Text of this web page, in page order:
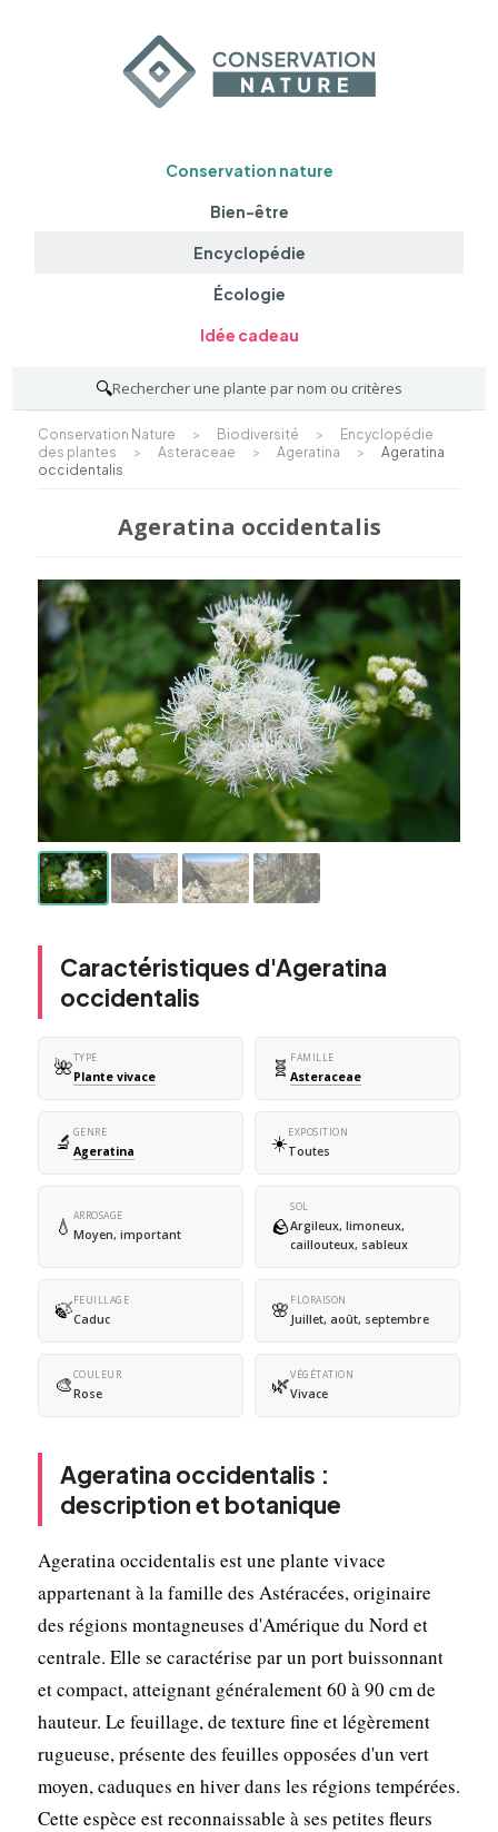
Conservation nature
Bien-être
Encyclopédie
Écologie
Idée cadeau
🔍Rechercher une plante par nom ou critères
Conservation Nature > Biodiversité >
Encyclopédie
des plantes
> Asteraceae > Ageratina >
Ageratina
occidentalis
Ageratina occidentalis
Caractéristiques d'Ageratina
occidentalis
🌺TYPE
Plante vivace 🧬 FAMILLE
Asteraceae
🔬 GENRE
Ageratina ☀️EXPOSITION
Toutes
💧 ARROSAGE
Moyen, important 🪨
SOL
Argileux, limoneux,
caillouteux, sableux
🍃FEUILLAGE
Caduc 🌸 FLORAISON
Juillet, août, septembre
🎨COULEUR
Rose 🌿VÉGÉTATION
Vivace
Ageratina occidentalis :
description et botanique
Ageratina occidentalis est une plante vivace
appartenant à la famille des Astéracées, originaire
des régions montagneuses d'Amérique du Nord et
centrale. Elle se caractérise par un port buissonnant
et compact, atteignant généralement 60 à 90 cm de
hauteur. Le feuillage, de texture fine et légèrement
rugueuse, présente des feuilles opposées d'un vert
moyen, caduques en hiver dans les régions tempérées.
Cette espèce est reconnaissable à ses petites fleurs